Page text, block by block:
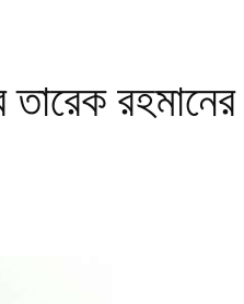
তারেক রহমানের